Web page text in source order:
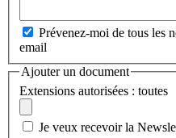
Prévenez-moi de tous les
email
Ajouter un document
Extensions autorisées : toutes
Je veux recevoir la